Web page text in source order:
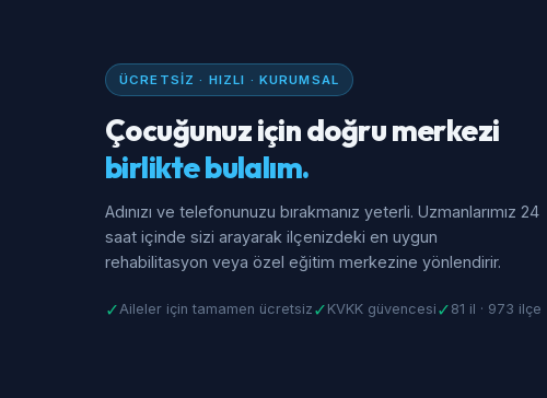
ÜCRETSIZ · HIZLI · KURUMSAL
Çocuğunuz için doğru merkezi
birlikte bulalım.
Adınızı ve telefonunuzu bırakmanız yeterli. Uzmanlarımız 24
saat içinde sizi arayarak ilçenizdeki en uygun
rehabilitasyon veya özel eğitim merkezine yönlendirir.
✓Aileler için tamamen ücretsiz ✓ KVKK güvencesi ✓ 81 il · 973 ilçe